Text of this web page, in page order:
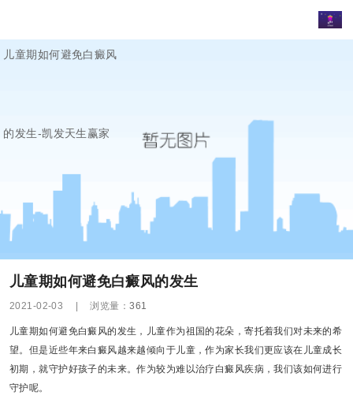
儿童期如何避免白癜风
的发生-凯发天生赢家
儿童期如何避免白癜风的发生
2021-02-03 浏览量：361
儿童期如何避免白癜风的发生，儿童作为祖国的花朵，寄托着我们对未来的希
望。但是近些年来白癜风越来越倾向于儿童，作为家长我们更应该在儿童成长
初期，就守护好孩子的未来。作为较为难以治疗白癜风疾病，我们该如何进行
守护呢。